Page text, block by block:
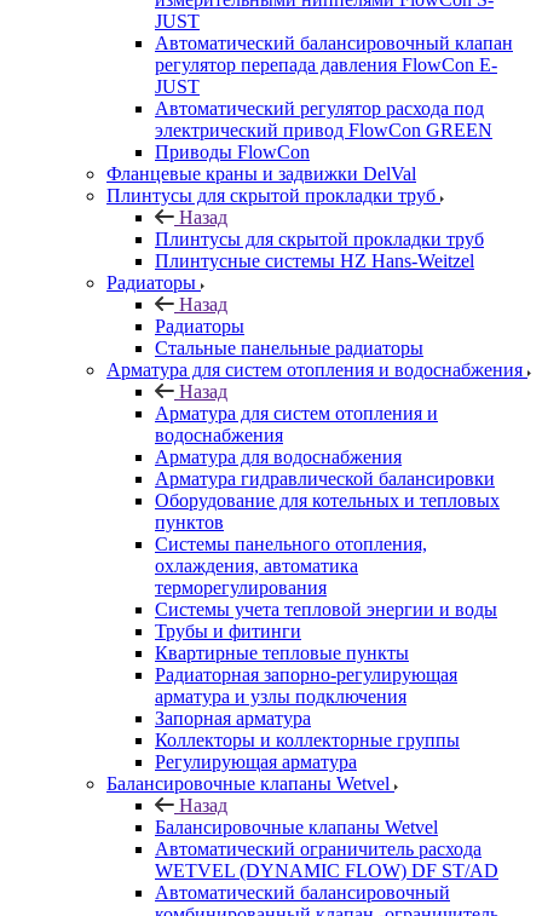
JUST
Автоматический балансировочный клапан
регулятор перепада давления FlowСon E-
JUST
Автоматический регулятор расхода под
электрический привод FlowСon GREEN
Приводы FlowCon
Фланцевые краны и задвижки DelVal
Плинтусы для скрытой прокладки труб
Назад
Плинтусы для скрытой прокладки труб
Плинтусные системы HZ Hans-Weitzel
Радиаторы
Назад
Радиаторы
Стальные панельные радиаторы
Арматура для систем отопления и водоснабжения
Назад
Арматура для систем отопления и
водоснабжения
Арматура для водоснабжения
Арматура гидравлической балансировки
Оборудование для котельных и тепловых
пунктов
Системы панельного отопления,
охлаждения, автоматика
терморегулирования
Системы учета тепловой энергии и воды
Трубы и фитинги
Квартирные тепловые пункты
Радиаторная запорно-регулирующая
арматура и узлы подключения
Запорная арматура
Коллекторы и коллекторные группы
Регулирующая арматура
Балансировочные клапаны Wetvel
Назад
Балансировочные клапаны Wetvel
Автоматический ограничитель расхода
WETVEL (DYNAMIC FLOW) DF ST/AD
Автоматический балансировочный